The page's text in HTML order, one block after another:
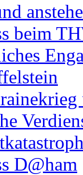
beim
D@ham